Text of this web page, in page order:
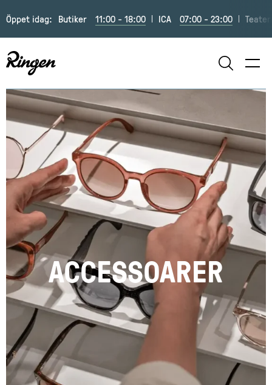
Öppet idag: Butiker 11:00 - 18:00 ICA 07:00 - 23:00
SÖK
ACCESSOARER